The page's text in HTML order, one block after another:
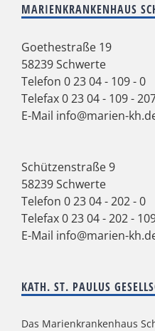
MARIENKRANKENHAUS
Goethestraße 19
58239 Schwerte
Telefon 0 23 04 - 109 - 0
Telefax 0 23 04 - 109 -
E-Mail info@marien-
Schützenstraße 9
58239 Schwerte
Telefon 0 23 04 - 202 - 0
Telefax 0 23 04 - 202 -
E-Mail info@marien-
KATH. ST. PAULUS
Das Marienkrankenhaus